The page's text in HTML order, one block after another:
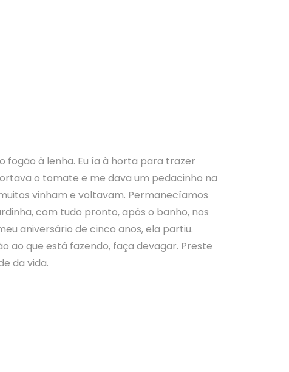
fogão à lenha. Eu ía à horta para trazer
o tomate e me dava um pedacinho na
vinham e voltavam. Permanecíamos
com tudo pronto, após o banho, nos
aniversário de cinco anos, ela partiu.
ao que está fazendo, faça devagar. Preste
da vida.